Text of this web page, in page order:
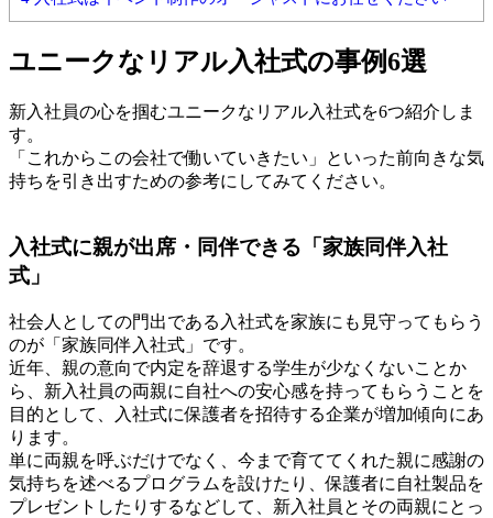
ユニークなリアル入社式の事例6選
新入社員の心を掴むユニークなリアル入社式を6つ紹介しま
す。
「これからこの会社で働いていきたい」といった前向きな気
持ちを引き出すための参考にしてみてください。
入社式に親が出席・同伴できる「家族同伴入社
式」
社会人としての門出である入社式を家族にも見守ってもらう
のが「家族同伴入社式」です。
近年、親の意向で内定を辞退する学生が少なくないことか
ら、新入社員の両親に自社への安心感を持ってもらうことを
目的として、入社式に保護者を招待する企業が増加傾向にあ
ります。
単に両親を呼ぶだけでなく、今まで育ててくれた親に感謝の
気持ちを述べるプログラムを設けたり、保護者に自社製品を
プレゼントしたりするなどして、新入社員とその両親にとっ